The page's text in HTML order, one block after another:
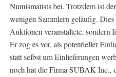
Numismatists bei. Trotzdem ist
wenigen Sammlern geläufig.
Auktionen veranstaltete, sondern
Er zog es vor, als potentieller
statt selbst um Einlieferungen
noch hat die Firma SUBAK Inc.,